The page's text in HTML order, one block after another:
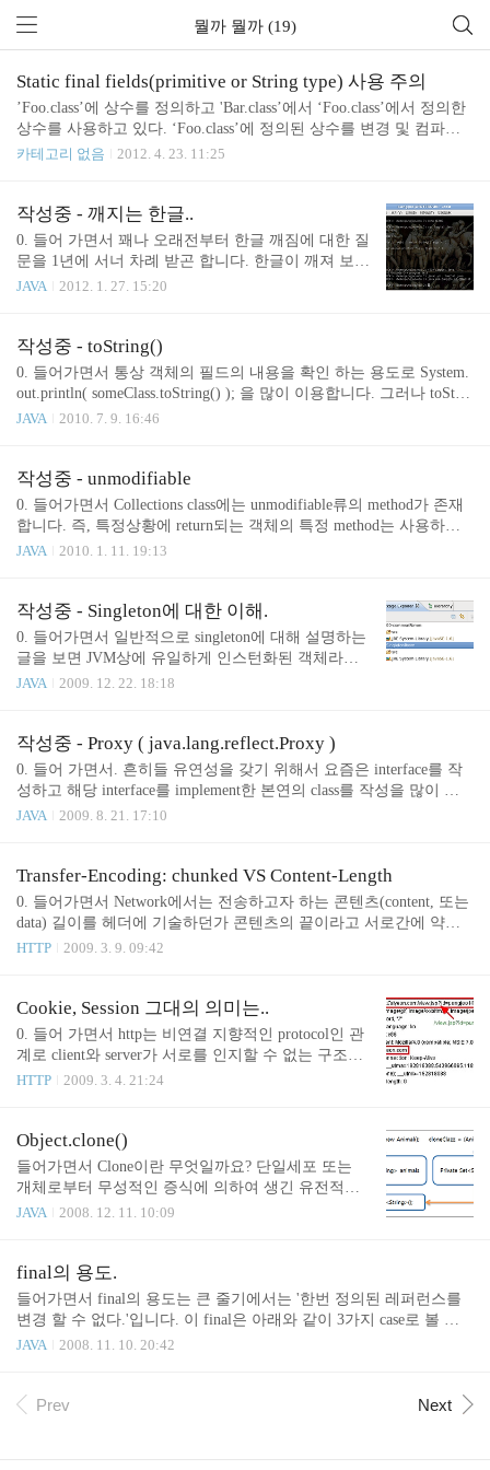
뭘까 뭘까 (19)
Static final fields(primitive or String type) 사용 주의
’Foo.class’에 상수를 정의하고 'Bar.class’에서 ‘Foo.class’에서 정의한
상수를 사용하고 있다. ‘Foo.class’에 정의된 상수를 변경 및 컴파일
했을 때 'B.class’는 재컴파일하지 않고 ‘Foo.class’에서 변경한 상수에
ype의 값인 100L이라는 상수를 선언하고자 한다면 통상 다음과 같이
선언 합니다. final static public long = 100L; 그리고 통상적으로 상수
들은 집합체인 상수 class에 모아둡니다. 이렇게 하는 이유는 크게 두
카테고리 없음 2012. 4. 23. 11:25
작성중 - 깨지는 한글..
0. 들어 가면서 꽤나 오래전부터 한글 깨짐에 대한 질
문을 1년에 서너 차례 받곤 합니다. 한글이 깨져 보이
는데 영향을 주는 요인으로는 'font'와 언어적인 'enco
지지 않는 것 같으나 database에서 얻은 값은 깨지는
것 같다. x. code에 기술된 한글과 database에서 얻어
값은 잘 보이나 사용자가 입력한 값은 깨지는 것 같
다. x. code에 기술된 한글은 깨지고 datatbase에 얻은
값은 깨지지 않는다 x. 등등... 1. 준비운동 우리는 한
에 있는 분들과 대화를 할때 '자 이제 부터 내가 하는
말..
JAVA 2012. 1. 27. 15:20
작성중 - toString()
0. 들어가면서 통상 객체의 필드의 내용을 확인 하는 용도로 System.
out.println( someClass.toString() ); 을 많이 이용합니다. 그러나 toStrin
g을 Override를 하지 않으면 'className@hashcode' 값이됩니다. 1. 준
n name; } public void setName( String name ) { this.name = name; } pub
lic int getAge() { return age; } p..
JAVA 2010. 7. 9. 16:46
작성중 - unmodifiable
0. 들어가면서 Collections class에는 unmodifiable류의 method가 존재
합니다. 즉, 특정상황에 return되는 객체의 특정 method는 사용하지
못 하도록 강제하고 싶을 때 사용합니다. 1. 준비 운동 package info.y
List(); data.add("pungjoo"); data.add("siyeon"); data.add("siwoo"); retur
n data; } public static void main(St..
JAVA 2010. 1. 11. 19:13
작성중 - Singleton에 대한 이해.
0. 들어가면서 일반적으로 singleton에 대해 설명하는
글을 보면 JVM상에 유일하게 인스턴화된 객체라고
표현합니다. 그러나 이는 엄밀히 말하면 JVM상에 cla
하는 글이 아닙니다. 1. 경험 tomcat기준으로 1개의 pr
ocess(jvm)에는 기본적으로 1개의 context를 정의해
사용하나 여러개의 context를 등록해 uri path로 구분
해 서비스할 수 있습니다. 이런 경우에 과연 각각 con
text마다 WEB-INF/classes에 놓여 있는 singleton class
트 만들기 ( 편의상 이클립스 사용 ) 다음과 같이 2개
의..
JAVA 2009. 12. 22. 18:18
작성중 - Proxy ( java.lang.reflect.Proxy )
0. 들어 가면서. 흔히들 유연성을 갖기 위해서 요즘은 interface를 작
성하고 해당 interface를 implement한 본연의 class를 작성을 많이 합
니다. 어쩌구 저저구 - 작성중... 1. 준비 운동 다음과 같은 Foo interfa
ame ); public String getName(); public void setAddress( String address);
public String getAddress(); } 일반적으로 다음과 같이 Foo interface를
상속해 class를 생..
JAVA 2009. 8. 21. 17:10
Transfer-Encoding: chunked VS Content-Length
0. 들어가면서 Network에서는 전송하고자 하는 콘텐츠(content, 또는
data) 길이를 헤더에 기술하던가 콘텐츠의 끝이라고 서로간에 약속
한 데이터를 마지막에 기술하던가 이도 저도 아니면 open된 stream(s
er)'라고 해 자신이 할 말이 끝났음을 상대방에게 알려 줍니다. 이는
통신 규칙입니다. 1. Content-Length Content-Length는 응답(response)
의 header에 정의 되는 것으로 요청한 내용에 대한 실제적인 결과인
body의 길이가 몇 bytes인가를 의미합니다. 클라이언트(통상 브라우
져)는 헤더(header)에 ..
HTTP 2009. 3. 9. 09:42
Cookie, Session 그대의 의미는..
0. 들어 가면서 http는 비연결 지향적인 protocol인 관
계로 client와 server가 서로를 인지할 수 없는 구조입
니다. 이런 비연결 상태에서 client와 server간에 "너가
host/view.jsp?id=pungjoo cookie를 설정해 항상 들고
다니기 예) set-cookie: id=pungjoo / cookie: id=pungjo
o; 사용자 정보는 server에 저장하고 client에는 cookie
DEMBYGU2DAMRQ; 설명드리려 하는 부분은 2~3번
HTTP 2009. 3. 4. 21:24
Object.clone()
들어가면서 Clone이란 무엇일까요? 단일세포 또는
개체로부터 무성적인 증식에 의하여 생긴 유전적으
로 동일한 세포군 또는 개체군을 말한다.중요합니다.
무엇일까요? Copy Vs Clone(Shadow Copy) 이런 저런
정보(객체/field)를 소유하고 있는 객체를 어느 시점
에 세포 분열(clone)을 통해서 2개의 객체로 만들어
려고들 합니다. 이때 조건은 2개로 분열된 객체가 소
른 한 객체에게 영향을 주지 않아야 합니다. 만약 영
향을 받을 것이라면 애초에 복제 할 필요가 없겠지
JAVA 2008. 12. 11. 10:09
final의 용도.
들어가면서 final의 용도는 큰 줄기에서는 '한번 정의된 레퍼런스를
변경 할 수 없다.'입니다. 이 final은 아래와 같이 3가지 case로 볼 수
있습니다. class 확장(extend) 및 mehotd override를 제한 package com.p
public final )으로 class를 선언하면 extend를 할 수 없게 됩니다. 즉,
JAVA 2008. 11. 10. 20:42
Prev Next